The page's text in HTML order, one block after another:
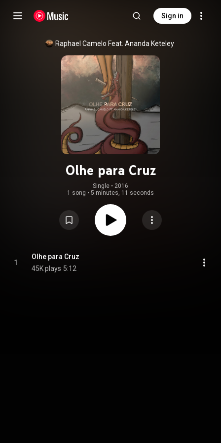
Sign in
Raphael Camelo Feat. Ananda Keteley
Olhe para Cruz
Single • 2016
1 song • 5 minutes, 11 seconds
1
Olhe para Cruz
45K plays 5:12